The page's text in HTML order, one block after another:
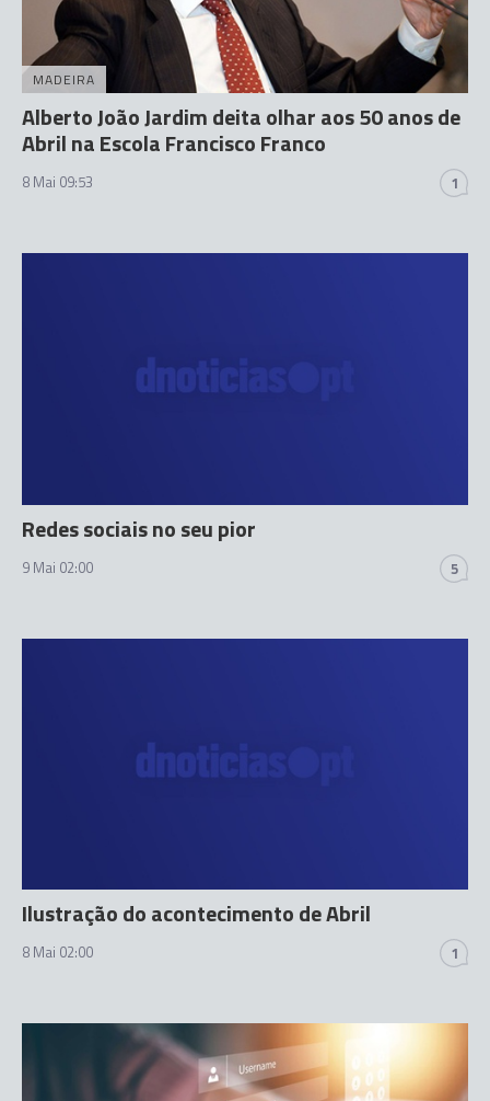
MADEIRA
Alberto João Jardim deita olhar aos 50 anos de
Abril na Escola Francisco Franco
8 Mai 09:53 1
Redes sociais no seu pior
9 Mai 02:00 5
Ilustração do acontecimento de Abril
8 Mai 02:00 1